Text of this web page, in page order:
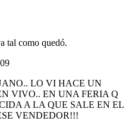
tal como quedó.
LO VI HACE UN
VIVO.. EN UNA FERIA Q
A LA QUE SALE EN EL
VENDEDOR!!!